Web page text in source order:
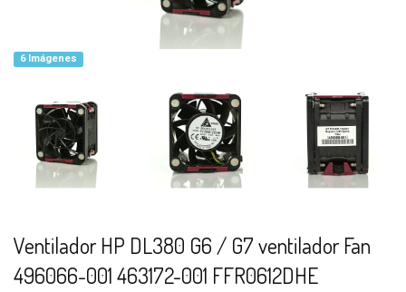
6 Imágenes
Ventilador HP DL380 G6 / G7 ventilador Fan
496066-001 463172-001 FFR0612DHE